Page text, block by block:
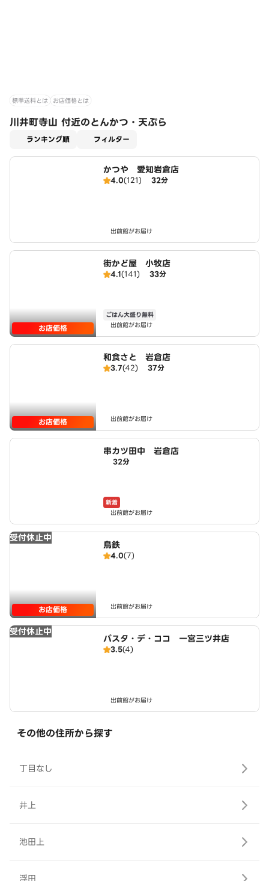
標準送料とは お店価格とは
川井町寺山 付近のとんかつ・天ぷら
ランキング順 フィルター
かつや 愛知岩倉店
4.0(121) 32分
出前館がお届け
お店価格
街かど屋 小牧店
4.1(141) 33分
ごはん大盛り無料
出前館がお届け
お店価格
和食さと 岩倉店
3.7(42) 37分
出前館がお届け
串カツ田中 岩倉店
32分
新着
出前館がお届け
受付休止中
お店価格
鳥鉄
4.0(7)
出前館がお届け
受付休止中
パスタ・デ・ココ 一宮三ツ井店
3.5(4)
出前館がお届け
その他の住所から探す
丁目なし
井上
池田上